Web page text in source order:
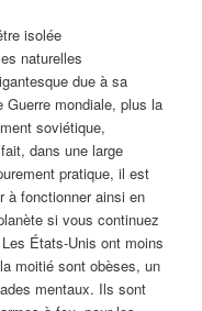
isolée
naturelles
due à sa
Guerre mondiale, plus la
soviétique,
dans une large
pratique, il est
à fonctionner ainsi en
si vous continuez
États-Unis ont moins
moitié sont obèses, un
mentaux. Ils sont